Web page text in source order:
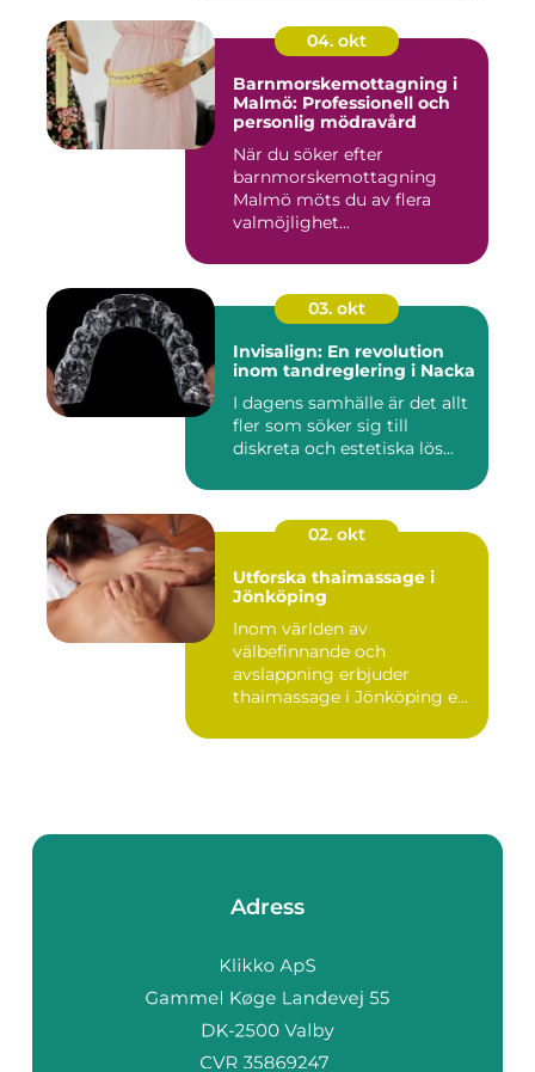
04. okt
Barnmorskemottagning i
Malmö: Professionell och
personlig mödravård
När du söker efter
barnmorskemottagning
Malmö möts du av flera
valmöjlighet...
03. okt
Invisalign: En revolution
inom tandreglering i Nacka
I dagens samhälle är det allt
fler som söker sig till
diskreta och estetiska lös...
02. okt
Utforska thaimassage i
Jönköping
Inom världen av
välbefinnande och
avslappning erbjuder
thaimassage i Jönköping e...
Adress